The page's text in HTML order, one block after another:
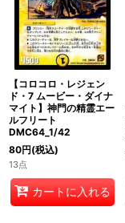
【コロコロ・レジェン
ド・7 ムービー・ダイナ
マイト】神門の精霊エー
ルフリート
DMC64_1/42
80円(税込)
13点
カートに入れる